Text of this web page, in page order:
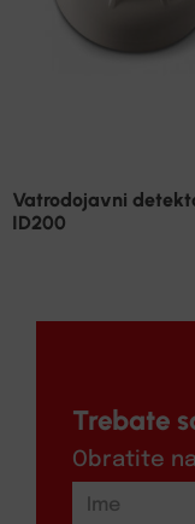
Vatrodojavni
ID200
Trebate
Obratite